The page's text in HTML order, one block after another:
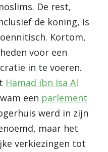
De rest,
de koning, is
Kortom,
voor een
in te voeren.
Hamad ibn Isa Al
een parlement
werd in zijn
maar het
verkiezingen tot